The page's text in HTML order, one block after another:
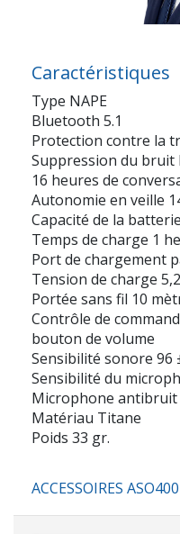
Caractéristiques
Type NAPE
Bluetooth 5.1
Protection contre la
Suppression du bruit
16 heures de
Autonomie en veille
Capacité de la
Temps de charge 1
Port de chargement
Tension de charge
Portée sans fil 10
Contrôle de
bouton de volume
Sensibilité sonore 96
Sensibilité du
Microphone antibruit
Matériau Titane
Poids 33 gr.
ACCESSOIRES ASO400